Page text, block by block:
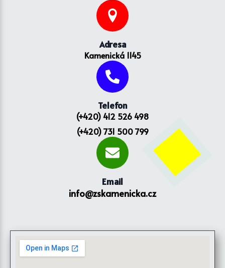
Adresa
Kamenická 1145
Telefon
(+420) 412 526 498
(+420) 731 500 799
Email
info@zskamenicka.cz